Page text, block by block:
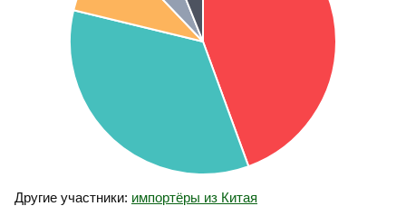
Другие участники: импортёры из Китая